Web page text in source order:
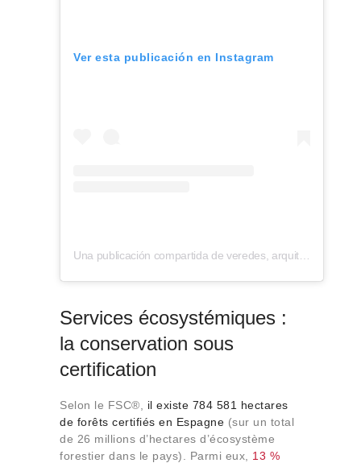
Ver esta publicación en Instagram
Una publicación compartida de veredes, arquitectura y divulgación (@veredes)
Services écosystémiques :
la conservation sous
certification
Selon le FSC®, il existe 784 581 hectares
de forêts certifiés en Espagne (sur un total
de 26 millions d’hectares d’écosystème
forestier dans le pays). Parmi eux, 13 %